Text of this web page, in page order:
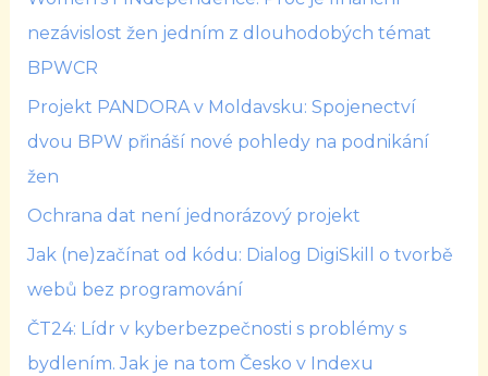
nezávislost žen jedním z dlouhodobých témat
BPWCR
Projekt PANDORA v Moldavsku: Spojenectví
dvou BPW přináší nové pohledy na podnikání
žen
Ochrana dat není jednorázový projekt
Jak (ne)začínat od kódu: Dialog DigiSkill o tvorbě
webů bez programování
ČT24: Lídr v kyberbezpečnosti s problémy s
bydlením. Jak je na tom Česko v Indexu